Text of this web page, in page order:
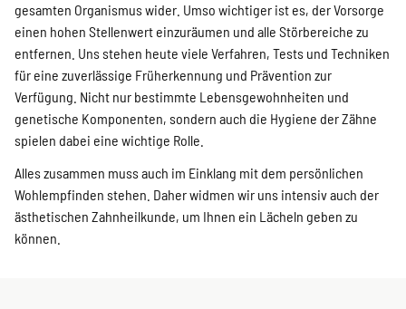
gesamten Organismus wider. Umso wichtiger ist es, der Vorsorge
einen hohen Stellenwert einzuräumen und alle Störbereiche zu
entfernen. Uns stehen heute viele Verfahren, Tests und Techniken
für eine zuverlässige Früherkennung und Prävention zur
Verfügung. Nicht nur bestimmte Lebensgewohnheiten und
genetische Komponenten, sondern auch die Hygiene der Zähne
spielen dabei eine wichtige Rolle.
Alles zusammen muss auch im Einklang mit dem persönlichen
Wohlempfinden stehen. Daher widmen wir uns intensiv auch der
ästhetischen Zahnheilkunde, um Ihnen ein Lächeln geben zu
können.